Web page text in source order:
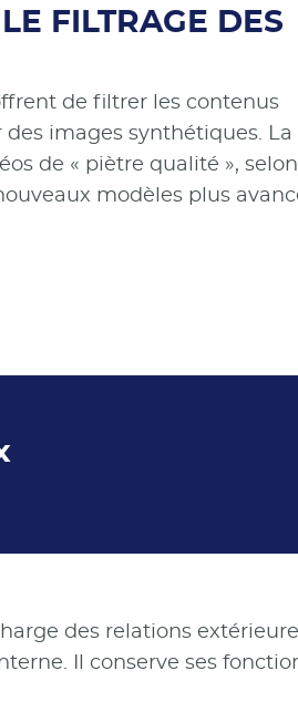
FILTRAGE DES
de filtrer les contenus
images synthétiques. La
de « piètre qualité », selon
modèles plus
des relations
Il conserve ses